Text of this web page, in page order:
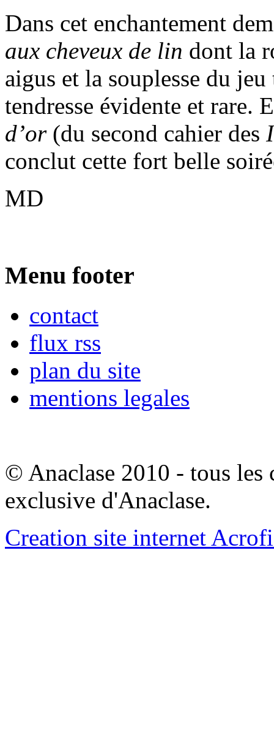
Dans cet enchantement
aux cheveux de lin dont la
aigus et la souplesse du
tendresse évidente et rare.
d’or(du second cahier des
conclut cette fort belle
MD
Menu footer
contact
flux rss
plan du site
mentions legales
© Anaclase 2010 - tous les
exclusive d'Anaclase.
Creation site internet